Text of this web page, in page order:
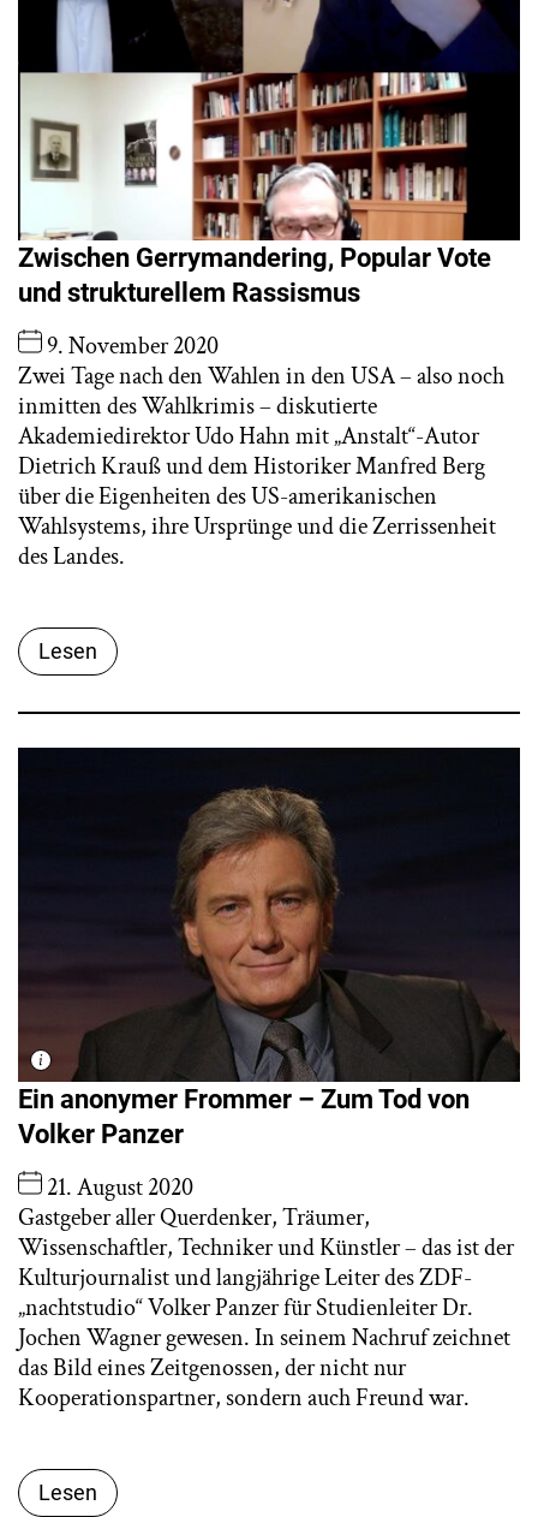
Zwischen Gerrymandering, Popular Vote
und strukturellem Rassismus
9. November 2020
Zwei Tage nach den Wahlen in den USA – also noch
inmitten des Wahlkrimis – diskutierte
Akademiedirektor Udo Hahn mit „Anstalt“-Autor
Dietrich Krauß und dem Historiker Manfred Berg
über die Eigenheiten des US-amerikanischen
Wahlsystems, ihre Ursprünge und die Zerrissenheit
des Landes.
Lesen
Ein anonymer Frommer – Zum Tod von
Volker Panzer
21. August 2020
Gastgeber aller Querdenker, Träumer,
Wissenschaftler, Techniker und Künstler – das ist der
Kulturjournalist und langjährige Leiter des ZDF-
„nachtstudio“ Volker Panzer für Studienleiter Dr.
Jochen Wagner gewesen. In seinem Nachruf zeichnet
das Bild eines Zeitgenossen, der nicht nur
Kooperationspartner, sondern auch Freund war.
Lesen